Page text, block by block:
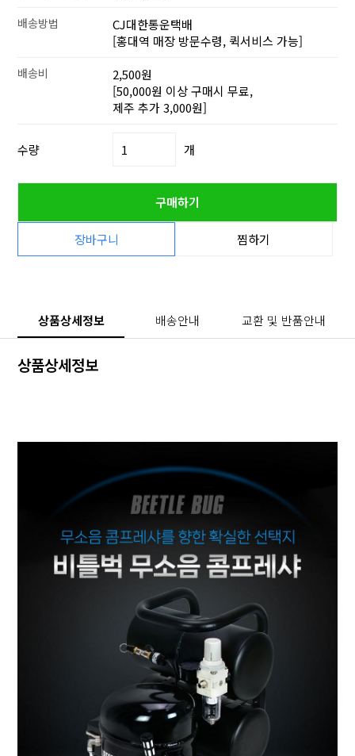
배송방법
CJ대한통운택배
[홍대역 매장 방문수령, 퀵서비스 가능]
배송비
2,500원
[50,000원 이상 구매시 무료,
제주 추가 3,000원]
수량 개
구매하기
장바구니 찜하기
상품상세정보 배송안내 교환 및 반품안내
상품상세정보